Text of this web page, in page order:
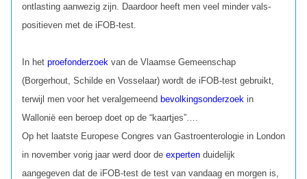
ontlasting aanwezig zijn. Daardoor heeft men veel minder vals-
positieven met de iFOB-test.
In het proefonderzoek van de Vlaamse Gemeenschap
(Borgerhout, Schilde en Vosselaar) wordt de iFOB-test gebruikt,
terwijl men voor het veralgemeend bevolkingsonderzoek in
Wallonië een beroep doet op de “kaartjes”….
Op het laatste Europese Congres van Gastroenterologie in London
in november vorig jaar werd door de experten duidelijk
aangegeven dat de iFOB-test de test van vandaag en morgen is,